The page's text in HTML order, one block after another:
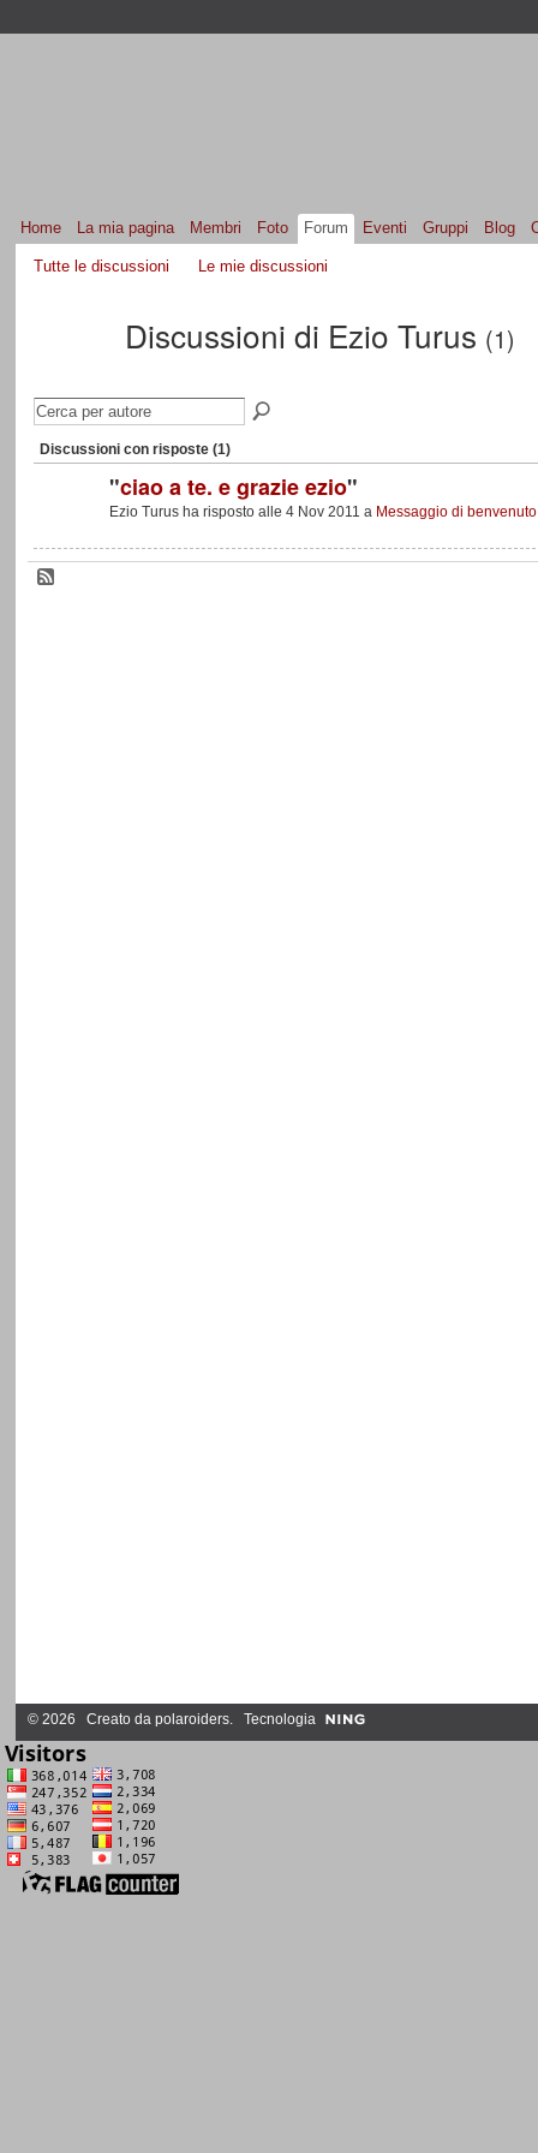
Home La mia pagina Membri Foto Forum Eventi Gruppi Blog
Tutte le discussioni Le mie discussioni
Discussioni di Ezio Turus (1)
Discussioni con risposte (1)
"ciao a te. e grazie ezio"
Ezio Turus ha risposto alle 4 Nov 2011 a Messaggio di benvenuto
© 2026 Creato da polaroiders. Tecnologia